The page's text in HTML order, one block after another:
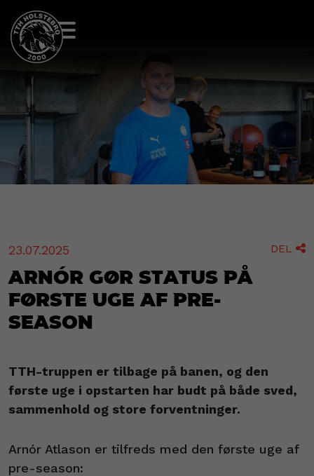
23.07.2025 DEL 
Arnór gør status på
første uge af Pre-
Season
TTH-truppen er tilbage på banen, og den
første uge i opstarten har budt på både sved,
sammenhold og store forventninger.
Arnór Atlason er tilfreds med den første uge af
pre-season: